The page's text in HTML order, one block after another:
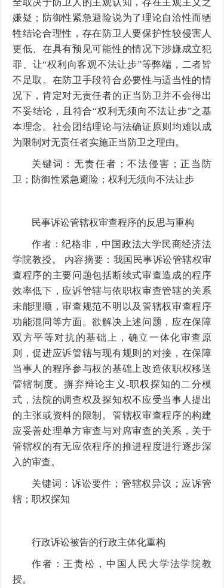
全取决于防卫人的主观认知，存在主观主义之
嫌疑；防御性紧急避险说为了理论自洽性而牺
牲结论合理性，存在防卫人要保护性较侵害人
更低、在具有预见可能性的情况下涉嫌成立犯
罪、让“权利向客观不法让步”等弊端，二者皆
不足取。在防卫手段符合必要性与适当性的情
况下，肯定对无责任者的正当防卫并不会得出
不妥结论，且符合“权利无须向不法让步”之基
本理念。社会团结理论与法确证原则均难以成
为限制对无责任者实施正当防卫之理由。
关键词：无责任者；不法侵害；正当防
卫；防御性紧急避险；权利无须向不法让步
民事诉讼管辖权审查程序的反思与重构
作者：纪格非，中国政法大学民商经济法
学院教授。 内容摘要：我国民事诉讼管辖权审
查程序的主要问题包括断续式审查造成的程序
效率低下，应诉管辖与依职权审查管辖的关系
未能理顺，审查规范不明以及管辖权审查程序
功能混同等方面。欲解决上述问题，应在保障
双方平等对抗的基础上，确立一体化审查原
则，促进应诉管辖与现有规则的对接，在保障
当事人的程序参与权的基础上改造依职权移送
管辖制度。摒弃辩论主义-职权探知的二分模
式，法院的调查权及探知权不应受当事人提出
的主张或资料的限制。管辖权审查程序的构建
应妥善处理单方审查与对席审查的关系，关于
管辖权的有无应依程序的推进程度进行逐步深
入的审查。
关键词：诉讼要件；管辖权异议；应诉管
辖；职权探知
行政诉讼被告的行政主体化重构
作者：王贵松，中国人民大学法学院教
授。